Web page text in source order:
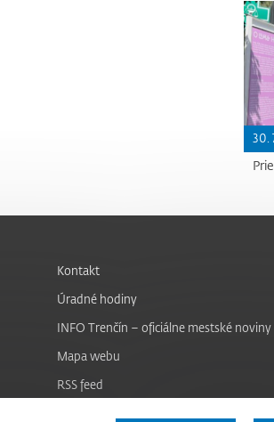
30.
Kontakt
Úradné hodiny
INFO Trenčín – oficiálne mestské noviny
Mapa webu
RSS feed